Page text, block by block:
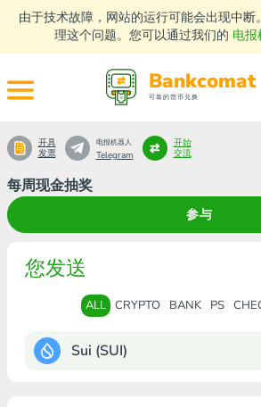
由于技术故障，网站的运行可能会出现中
理这个问题。您可以通过我们的 电
Bankcomat
可靠的货币兑换
每周现金抽奖
参与
开具
发票
电报机器人
Telegram
开始
交流
您发送
ALL CRYPTO BANK PS
Sui (SUI)